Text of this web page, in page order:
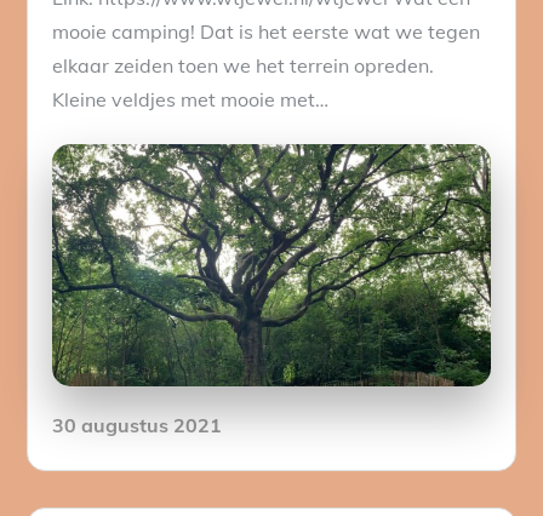
mooie camping! Dat is het eerste wat we tegen
elkaar zeiden toen we het terrein opreden.
Kleine veldjes met mooie met…
Posted
30 augustus 2021